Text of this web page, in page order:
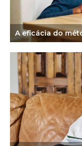
A eficácia do